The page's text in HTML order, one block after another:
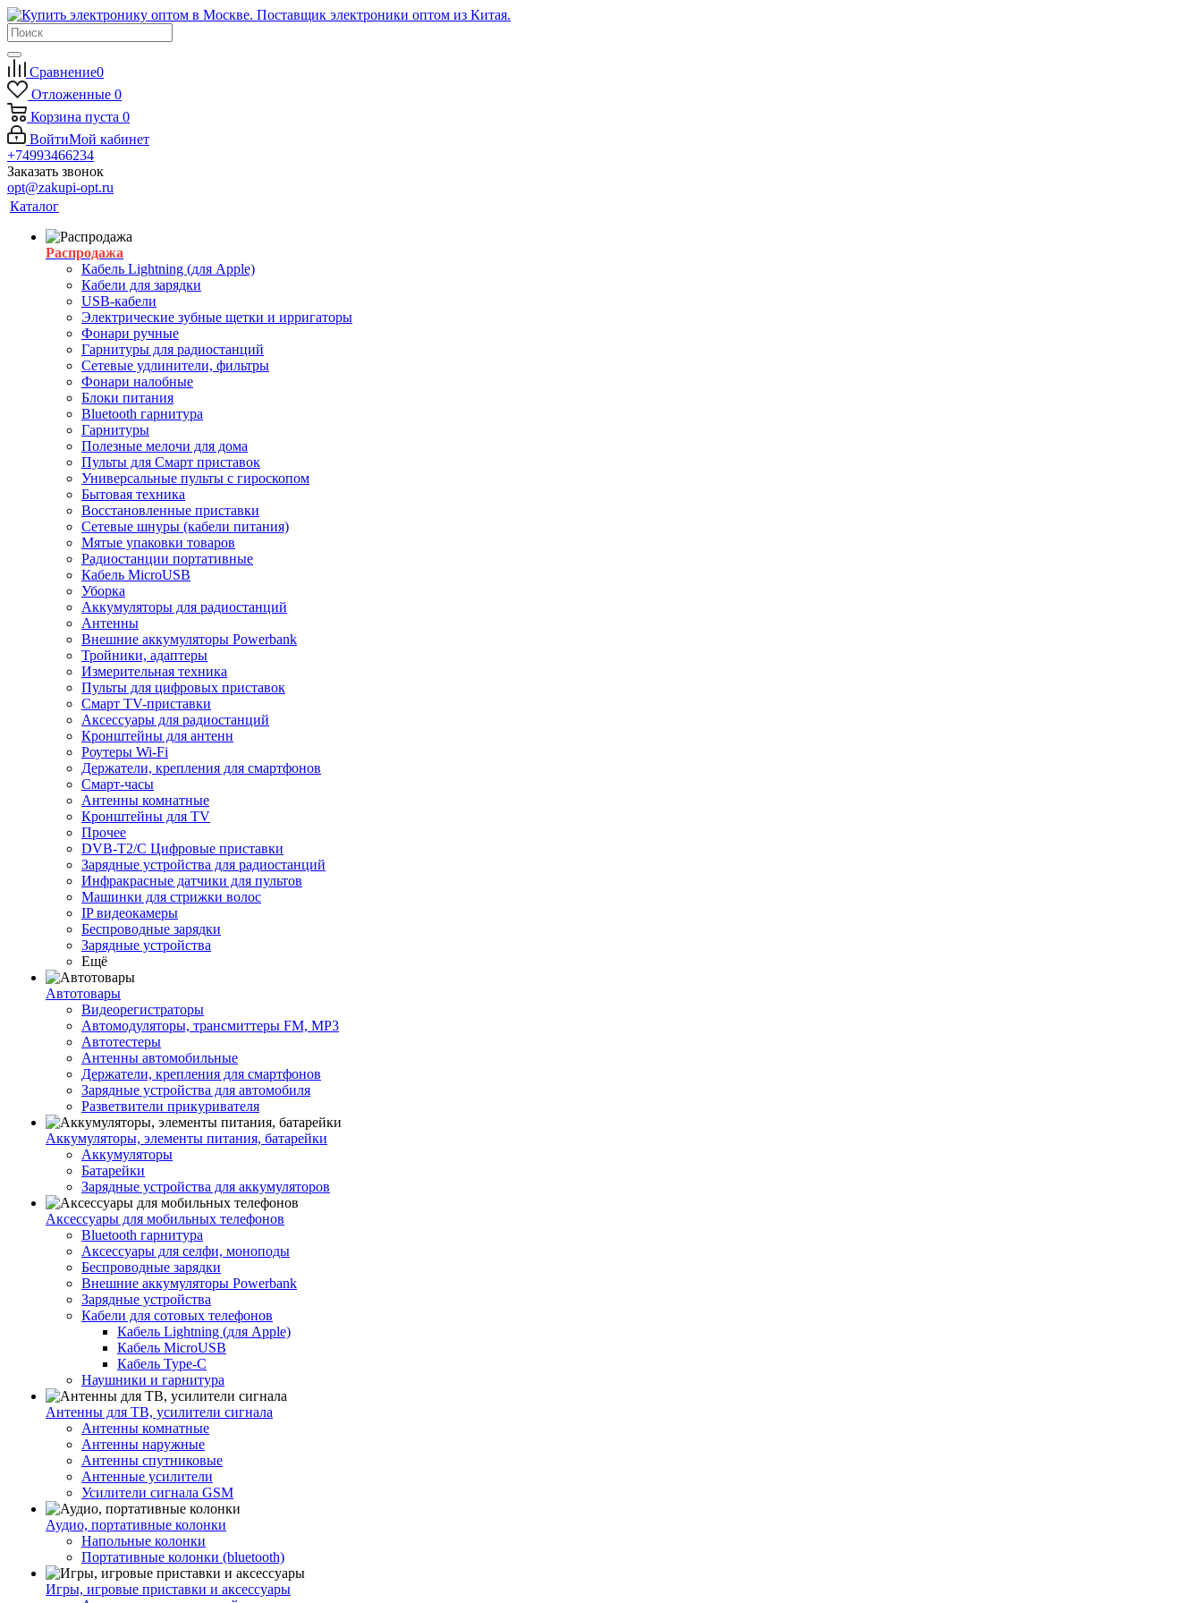
Сравнение0
Отложенные 0
Корзина пуста 0
ВойтиМой кабинет
+74993466234
Заказать звонок
opt@zakupi-opt.ru
Каталог
Распродажа
Кабель Lightning (для Apple)
Кабели для зарядки
USB-кабели
Электрические зубные щетки и ирригаторы
Фонари ручные
Гарнитуры для радиостанций
Сетевые удлинители, фильтры
Фонари налобные
Блоки питания
Bluetooth гарнитура
Гарнитуры
Полезные мелочи для дома
Пульты для Смарт приставок
Универсальные пульты с гироскопом
Бытовая техника
Восстановленные приставки
Сетевые шнуры (кабели питания)
Мятые упаковки товаров
Радиостанции портативные
Кабель MicroUSB
Уборка
Аккумуляторы для радиостанций
Антенны
Внешние аккумуляторы Powerbank
Тройники, адаптеры
Измерительная техника
Пульты для цифровых приставок
Смарт ТV-приставки
Аксессуары для радиостанций
Кронштейны для антенн
Роутеры Wi-Fi
Держатели, крепления для смартфонов
Смарт-часы
Антенны комнатные
Кронштейны для TV
Прочее
DVB-T2/C Цифровые приставки
Зарядные устройства для радиостанций
Инфракрасные датчики для пультов
Машинки для стрижки волос
IP видеокамеры
Беспроводные зарядки
Зарядные устройства
Ещё
Автотовары
Видеорегистраторы
Автомодуляторы, трансмиттеры FM, MP3
Автотестеры
Антенны автомобильные
Держатели, крепления для смартфонов
Зарядные устройства для автомобиля
Разветвители прикуривателя
Аккумуляторы, элементы питания, батарейки
Аккумуляторы
Батарейки
Зарядные устройства для аккумуляторов
Аксессуары для мобильных телефонов
Bluetooth гарнитура
Аксессуары для селфи, моноподы
Беспроводные зарядки
Внешние аккумуляторы Powerbank
Зарядные устройства
Кабели для сотовых телефонов
Кабель Lightning (для Apple)
Кабель MicroUSB
Кабель Type-C
Наушники и гарнитура
Антенны для ТВ, усилители сигнала
Антенны комнатные
Антенны наружные
Антенны спутниковые
Антенные усилители
Усилители сигнала GSM
Аудио, портативные колонки
Напольные колонки
Портативные колонки (bluetooth)
Игры, игровые приставки и аксессуары